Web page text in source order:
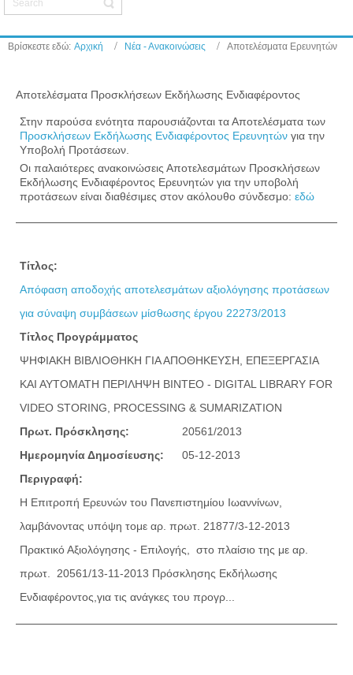
Βρίσκεστε εδώ: Αρχική Νέα - Ανακοινώσεις Αποτελέσματα Ερευνητών
Αποτελέσματα Προσκλήσεων Εκδήλωσης Ενδιαφέροντος
Στην παρούσα ενότητα παρουσιάζονται τα Αποτελέσματα των
Προσκλήσεων Εκδήλωσης Ενδιαφέροντος Ερευνητών για την
Υποβολή Προτάσεων.
Οι παλαιότερες ανακοινώσεις Αποτελεσμάτων Προσκλήσεων
Εκδήλωσης Ενδιαφέροντος Ερευνητών για την υποβολή
προτάσεων είναι διαθέσιμες στον ακόλουθο σύνδεσμο: εδώ
Τίτλος:
Απόφαση αποδοχής αποτελεσμάτων αξιολόγησης προτάσεων
για σύναψη συμβάσεων μίσθωσης έργου 22273/2013
Τίτλος Προγράμματος
ΨΗΦΙΑΚΗ ΒΙΒΛΙΟΘΗΚΗ ΓΙΑ ΑΠΟΘΗΚΕΥΣΗ, ΕΠΕΞΕΡΓΑΣΙΑ
ΚΑΙ ΑΥΤΟΜΑΤΗ ΠΕΡΙΛΗΨΗ ΒΙΝΤΕΟ - DIGITAL LIBRARY FOR
VIDEO STORING, PROCESSING & SUMARIZATION
Πρωτ. Πρόσκλησης:
20561/2013
Ημερομηνία Δημοσίευσης:
05-12-2013
Περιγραφή:
Η Επιτροπή Ερευνών του Πανεπιστημίου Ιωαννίνων,
λαμβάνοντας υπόψη τoμε αρ. πρωτ. 21877/3-12-2013
Πρακτικό Αξιολόγησης - Επιλογής, στο πλαίσιο της με αρ.
πρωτ. 20561/13-11-2013 Πρόσκλησης Εκδήλωσης
Ενδιαφέροντος,για τις ανάγκες του προγρ...